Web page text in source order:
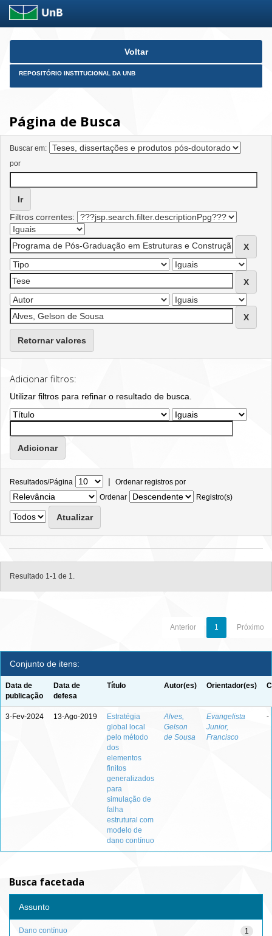
Skip
Voltar
REPOSITÓRIO INSTITUCIONAL DA UNB
Página de Busca
Buscar em:
por
Filtros correntes:
Retornar valores
Adicionar filtros:
Utilizar filtros para refinar o resultado de busca.
Resultados/Página | Ordenar registros por
Ordenar
Registro(s)
Resultado 1-1 de 1.
Anterior 1 Próximo
Conjunto de itens:
Data de
publicação
Data de
defesa
Título Autor(es) Orientador(es)
3-Fev-2024 13-Ago-2019
Estratégia
global local
pelo método
dos
elementos
finitos
generalizados
para
simulação de
falha
estrutural com
modelo de
dano contínuo
Alves,
Gelson
de Sousa
Evangelista
Junior,
Francisco
-
Busca facetada
Assunto
1
Dano contínuo